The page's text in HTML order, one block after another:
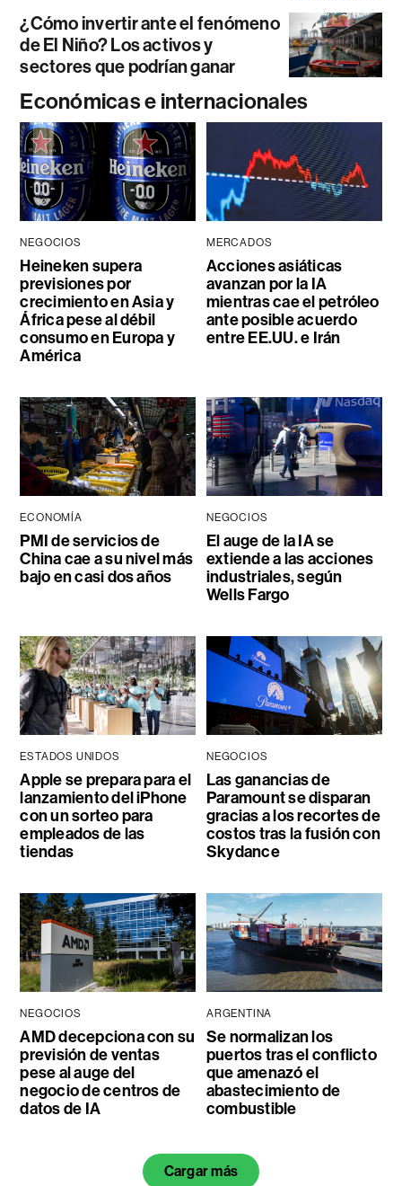
¿Cómo invertir ante el fenómeno
de El Niño? Los activos y
sectores que podrían ganar
Económicas e internacionales
NEGOCIOS
Heineken supera
previsiones por
crecimiento en Asia y
África pese al débil
consumo en Europa y
América
MERCADOS
Acciones asiáticas
avanzan por la IA
mientras cae el petróleo
ante posible acuerdo
entre EE.UU. e Irán
ECONOMÍA
PMI de servicios de
China cae a su nivel más
bajo en casi dos años
NEGOCIOS
El auge de la IA se
extiende a las acciones
industriales, según
Wells Fargo
ESTADOS UNIDOS
Apple se prepara para el
lanzamiento del iPhone
con un sorteo para
empleados de las
tiendas
NEGOCIOS
Las ganancias de
Paramount se disparan
gracias a los recortes de
costos tras la fusión con
Skydance
NEGOCIOS
AMD decepciona con su
previsión de ventas
pese al auge del
negocio de centros de
datos de IA
ARGENTINA
Se normalizan los
puertos tras el conflicto
que amenazó el
abastecimiento de
combustible
Cargar más